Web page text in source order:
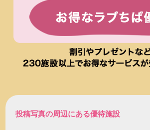
投稿写真の周辺にある優待施設